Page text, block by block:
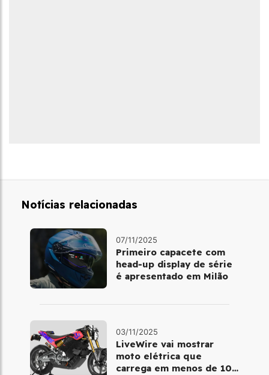
Notícias relacionadas
07/11/2025
Primeiro capacete com
head‑up display de série
é apresentado em Milão
03/11/2025
LiveWire vai mostrar
moto elétrica que
carrega em menos de 10